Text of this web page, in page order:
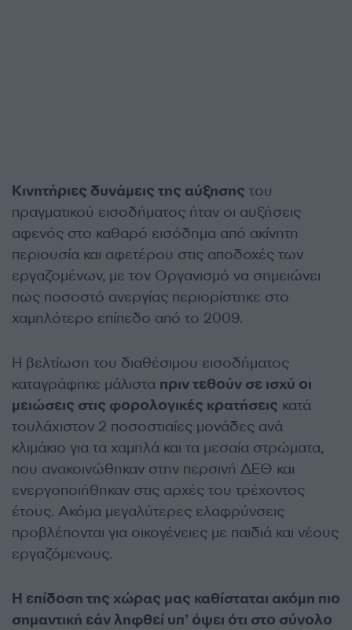
Κινητήριες δυνάμεις της αύξησης του
πραγματικού εισοδήματος ήταν οι αυξήσεις
αφενός στο καθαρό εισόδημα από ακίνητη
περιουσία και αφετέρου στις αποδοχές των
εργαζομένων, με τον Οργανισμό να σημειώνει
πως ποσοστό ανεργίας περιορίστηκε στο
χαμηλότερο επίπεδο από το 2009.
Η βελτίωση του διαθέσιμου εισοδήματος
καταγράφηκε μάλιστα πριν τεθούν σε ισχύ οι
μειώσεις στις φορολογικές κρατήσεις κατά
τουλάχιστον 2 ποσοστιαίες μονάδες ανά
κλιμάκιο για τα χαμηλά και τα μεσαία στρώματα,
που ανακοινώθηκαν στην περσινή ΔΕΘ και
ενεργοποιήθηκαν στις αρχές του τρέχοντος
έτους. Ακόμα μεγαλύτερες ελαφρύνσεις
προβλέπονται για οικογένειες με παιδιά και νέους
εργαζόμενους.
Η επίδοση της χώρας μας καθίσταται ακόμη πιο
σημαντική εάν ληφθεί υπ’ όψει ότι στο σύνολο